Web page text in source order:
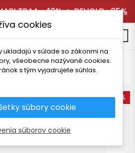
TRAA -40%🔥DEVOLD -25%
Okuliare
Pre dospelých
OKULIARE
-15%
cookies
ukladajú v súlade so zákonmi na
všeobecne nazývané cookies.
s tým vyjadrujete súhlas.
súbory cookie
súborov cookie